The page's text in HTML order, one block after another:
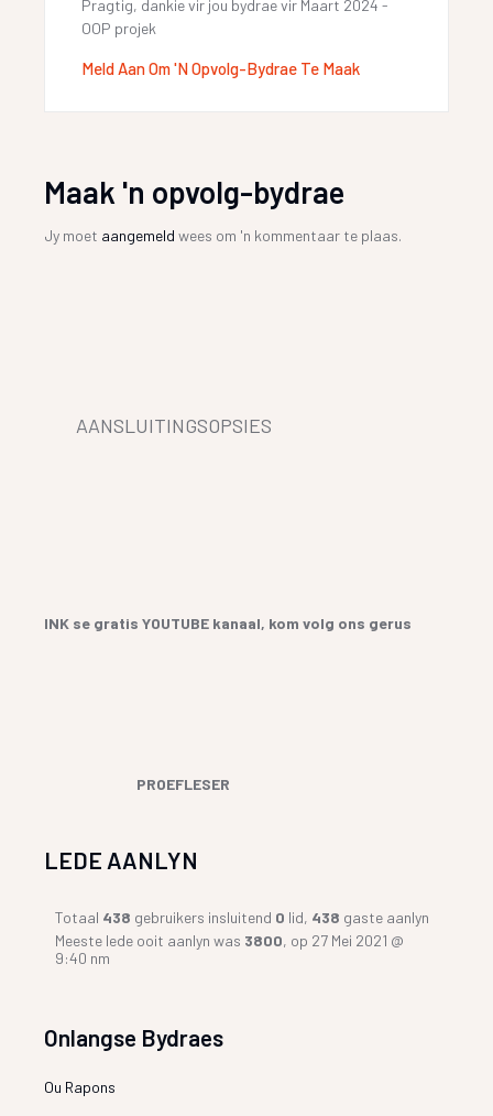
Pragtig, dankie vir jou bydrae vir Maart 2024 -
OOP projek
Meld Aan Om 'n Opvolg-Bydrae Te Maak
Maak 'n opvolg-bydrae
Jy moet aangemeld wees om 'n kommentaar te plaas.
AANSLUITINGSOPSIES
INK se gratis YOUTUBE kanaal, kom volg ons gerus
PROEFLESER
LEDE AANLYN
Totaal 438 gebruikers insluitend 0 lid, 438 gaste aanlyn
Meeste lede ooit aanlyn was 3800, op 27 Mei 2021 @
9:40 nm
Onlangse Bydraes
Ou Rapons